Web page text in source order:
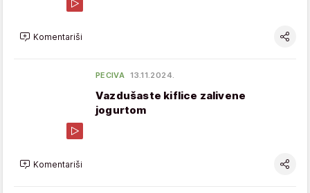
Komentariši
PECIVA 13.11.2024.
Vazdušaste kiflice zalivene
jogurtom
Komentariši